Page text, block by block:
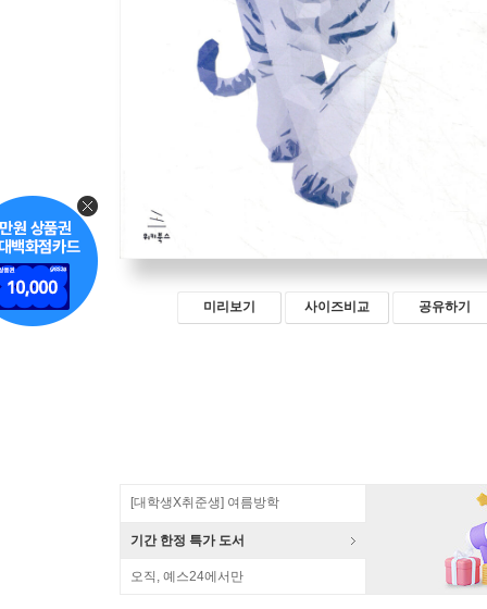
미리보기 사이즈비교 공유하기
[대학생X취준생] 여름방학
기간 한정 특가 도서
오직, 예스24에서만